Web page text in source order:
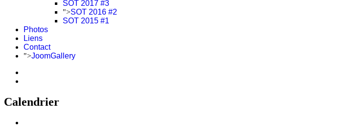
SOT 2017 #3
">SOT 2016 #2
SOT 2015 #1
Photos
Liens
Contact
">JoomGallery
Calendrier